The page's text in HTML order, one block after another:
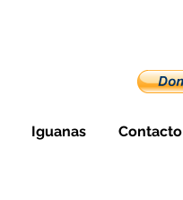
Iguanas Contacto